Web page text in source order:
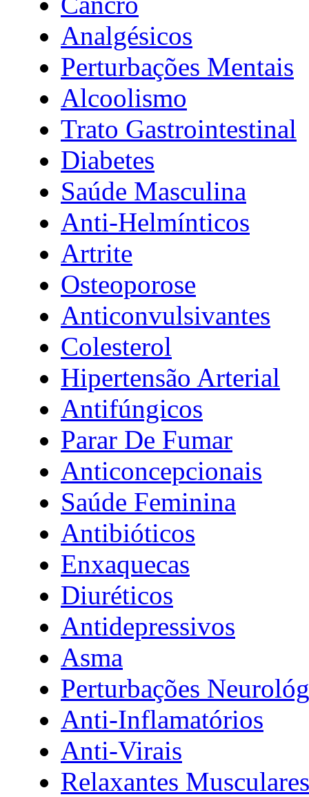
Analgésicos
Perturbações Mentais
Alcoolismo
Trato Gastrointestinal
Diabetes
Saúde Masculina
Anti-Helmínticos
Artrite
Osteoporose
Anticonvulsivantes
Colesterol
Hipertensão Arterial
Antifúngicos
Parar De Fumar
Anticoncepcionais
Saúde Feminina
Antibióticos
Enxaquecas
Diuréticos
Antidepressivos
Asma
Perturbações
Anti-Inflamatórios
Anti-Virais
Relaxantes Musculares